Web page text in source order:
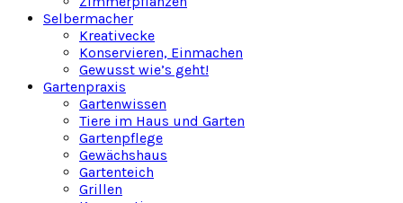
Selbermacher
Kreativecke
Konservieren, Einmachen
Gewusst wie’s geht!
Gartenpraxis
Gartenwissen
Tiere im Haus und Garten
Gartenpflege
Gewächshaus
Gartenteich
Grillen